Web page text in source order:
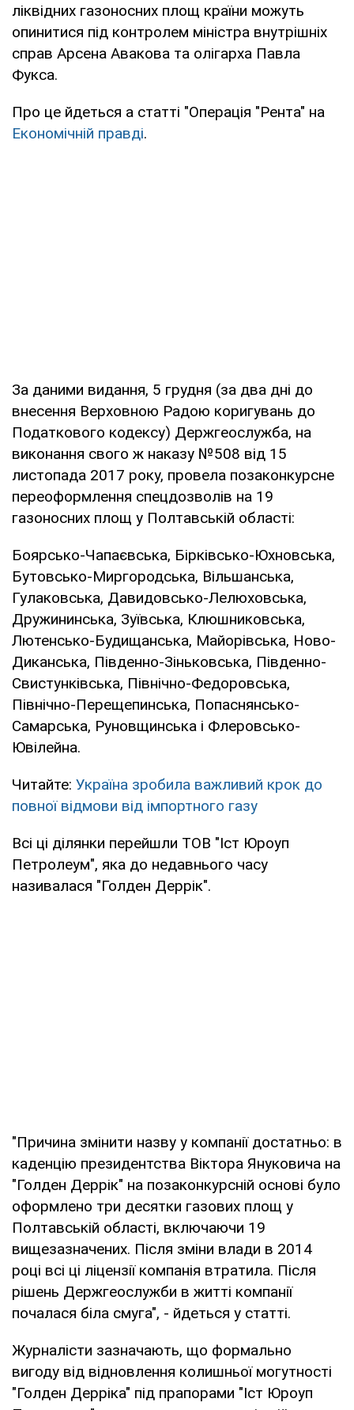
ліквідних газоносних площ країни можуть
опинитися під контролем міністра внутрішніх
справ Арсена Авакова та олігарха Павла
Фукса.
Про це йдеться а статті "Операція "Рента" на
Економічній правді.
За даними видання, 5 грудня (за два дні до
внесення Верховною Радою коригувань до
Податкового кодексу) Держгеослужба, на
виконання свого ж наказу №508 від 15
листопада 2017 року, провела позаконкурсне
переоформлення спецдозволів на 19
газоносних площ у Полтавській області:
Боярсько-Чапаєвська, Бірківсько-Юхновська,
Бутовсько-Миргородська, Вільшанська,
Гулаковська, Давидовсько-Лелюховська,
Дружининська, Зуївська, Клюшниковська,
Лютенсько-Будищанська, Майорівська, Ново-
Диканська, Південно-Зіньковська, Південно-
Свистунківська, Північно-Федоровська,
Північно-Перещепинська, Попаснянсько-
Самарська, Руновщинська і Флеровсько-
Ювілейна.
Читайте: Україна зробила важливий крок до
повної відмови від імпортного газу
Всі ці ділянки перейшли ТОВ "Іст Юроуп
Петролеум", яка до недавнього часу
називалася "Голден Деррік".
"Причина змінити назву у компанії достатньо: в
каденцію президентства Віктора Януковича на
"Голден Деррік" на позаконкурсній основі було
оформлено три десятки газових площ у
Полтавській області, включаючи 19
вищезазначених. Після зміни влади в 2014
році всі ці ліцензії компанія втратила. Після
рішень Держгеослужби в житті компанії
почалася біла смуга", - йдеться у статті.
Журналісти зазначають, що формально
вигоду від відновлення колишньої могутності
"Голден Дерріка" під прапорами "Іст Юроуп